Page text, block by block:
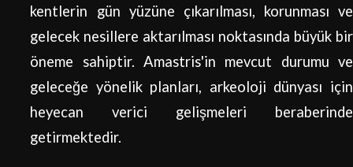
kentlerin gün yüzüne çıkarılması, korunması ve
gelecek nesillere aktarılması noktasında büyük bir
öneme sahiptir. Amastris'in mevcut durumu ve
geleceğe yönelik planları, arkeoloji dünyası için
heyecan verici gelişmeleri beraberinde
getirmektedir.